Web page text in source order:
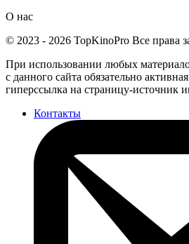
О нас
© 2023 - 2026 TopKinoPro Все права
При использовании любых
с данного сайта обязательно активная
гиперссылка на страницу-источник
Контакты